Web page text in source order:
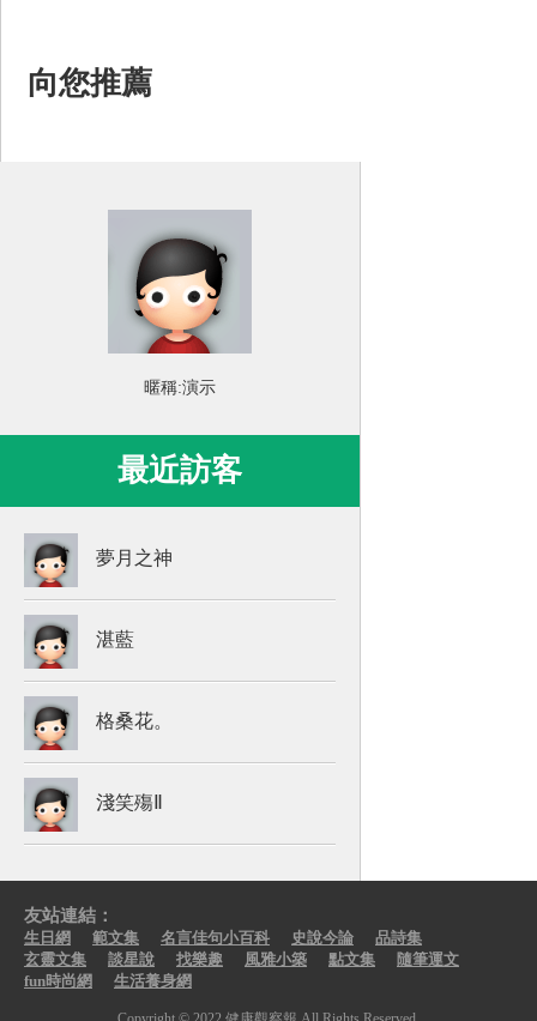
向您推薦
暱稱:演示
最近訪客
夢月之神
湛藍
格桑花。
淺笑殤Ⅱ
友站連結：
生日網 範文集 名言佳句小百科 史說今論
品詩集
玄靈文集
談星說 找樂趣 風雅小築 點文集
隨筆運文
fun時尚網
生活養身網